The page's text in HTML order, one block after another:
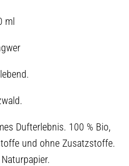
ml
Dufterlebnis. 100 % Bio,
und ohne Zusatzstoffe.